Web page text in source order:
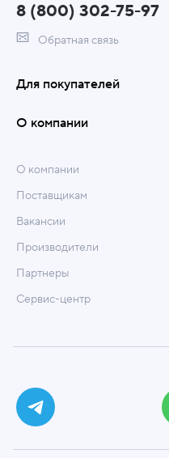
8 (800) 302-75-97
Обратная связь
Для покупателей
О компании
О компании
Поставщикам
Вакансии
Производители
Партнеры
Сервис-центр